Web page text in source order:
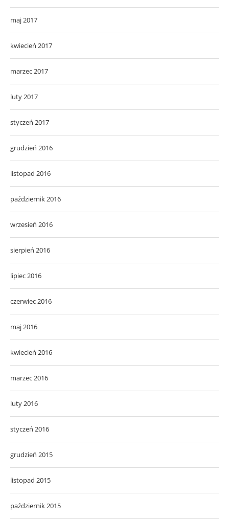
maj 2017
kwiecień 2017
marzec 2017
luty 2017
styczeń 2017
grudzień 2016
listopad 2016
październik 2016
wrzesień 2016
sierpień 2016
lipiec 2016
czerwiec 2016
maj 2016
kwiecień 2016
marzec 2016
luty 2016
styczeń 2016
grudzień 2015
listopad 2015
październik 2015